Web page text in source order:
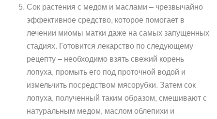
Сок растения с медом и маслами – чрезвычайно
эффективное средство, которое помогает в
лечении миомы матки даже на самых запущенных
стадиях. Готовится лекарство по следующему
рецепту – необходимо взять свежий корень
лопуха, промыть его под проточной водой и
измельчить посредством мясорубки. Затем сок
лопуха, полученный таким образом, смешивают с
натуральным медом, маслом облепихи и